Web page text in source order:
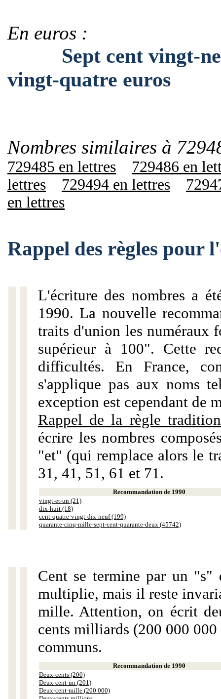
En euros :
Sept cent vingt-
vingt-quatre euros
Nombres similaires à
729485 en lettres
729486 en
lettres
729494 en lettres
en lettres
Rappel des règles pour
L'écriture des nombres a
1990. La nouvelle
traits d'union les numéraux
supérieur à 100". Cette
difficultés. En France,
s'applique pas aux noms
exception est cependant de
Rappel de la règle
écrire les nombres
"et" (qui remplace alors le
31, 41, 51, 61 et 71.
Recommandation de 1990
vingt-et-un (21)
dix-huit (18)
cent-quatre-vingt-dix-neuf (199)
quarante-cinq-mille-sept-cent-quarante-deux (45742)
Cent se termine par un "s"
multiplie, mais il reste
mille. Attention, on écrit
cents milliards (200 000
communs.
Recommandation de 1990
Deux-cents (200)
Deux-cent-un (201)
Deux-cent-mille (200 000)